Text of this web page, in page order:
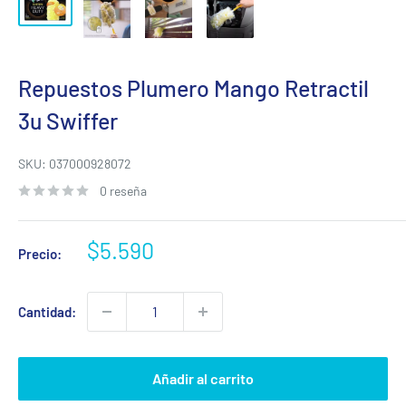
Repuestos Plumero Mango Retractil
3u Swiffer
SKU: 037000928072
0 reseña
Precio:
Precio
venta
$5.590
Cantidad:
Añadir al carrito